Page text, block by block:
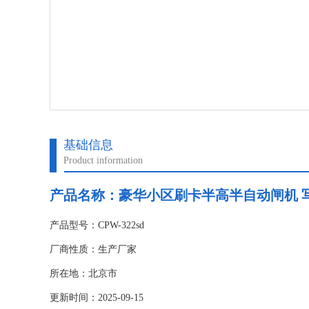
基础信息
Product information
产品名称： 豪华小区刷卡半高半自动闸机
产品型号：CPW-322sd
厂商性质：生产厂家
所在地：北京市
更新时间：2025-09-15